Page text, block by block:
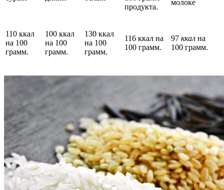
продукта.
молоке
110 ккал
на 100
грамм.
100 ккал
на 100
грамм.
130 ккал
на 100
грамм.
116 ккал на
100 грамм.
97 ккал на
100 грамм.